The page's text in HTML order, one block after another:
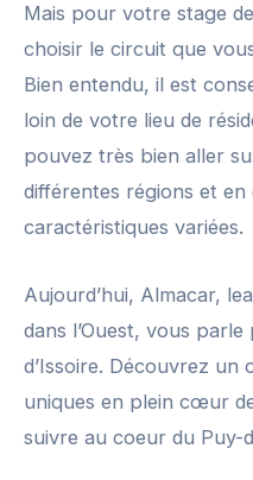
Mais pour votre stage
choisir le circuit que
Bien entendu, il est
loin de votre lieu de
pouvez très bien aller
différentes régions et
caractéristiques variées.
Aujourd’hui, Almacar,
dans l’Ouest, vous
d’Issoire. Découvrez un
uniques en plein cœur
suivre au coeur du Puy-